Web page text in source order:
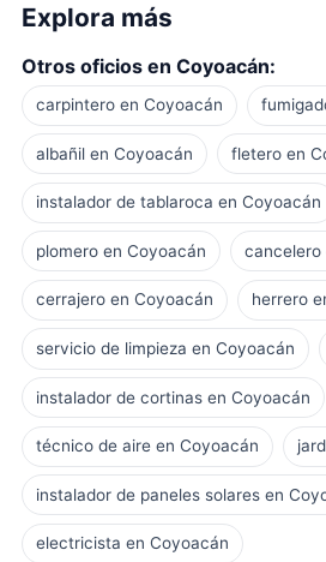
Explora más
Otros oficios en Coyoacán:
carpintero en Coyoacán
albañil en Coyoacán fletero en
instalador de tablaroca en Coyoacán
plomero en Coyoacán cancelero
cerrajero en Coyoacán herrero
servicio de limpieza en Coyoacán
instalador de cortinas en Coyoacán
técnico de aire en Coyoacán
instalador de paneles solares en
electricista en Coyoacán